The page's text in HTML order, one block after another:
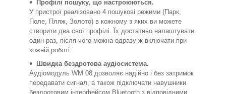
Профілі пошуку, що настроюються.
У пристрої реалізовано 4 пошукові режими (Парк,
Поле, Пляж, Золото) в кожному з яких ви можете
створити два свої профілі. Їх достатньо налаштувати
один раз, після чого можна одразу ж включати при
кожній роботі.
Швидка бездротова аудіосистема.
Аудіомодуль WM 08 дозволяє надійно і без затримок
передавати сигнал, а також підключати навушники
бездротовим інтерфейсом Bluetooth з відповідними